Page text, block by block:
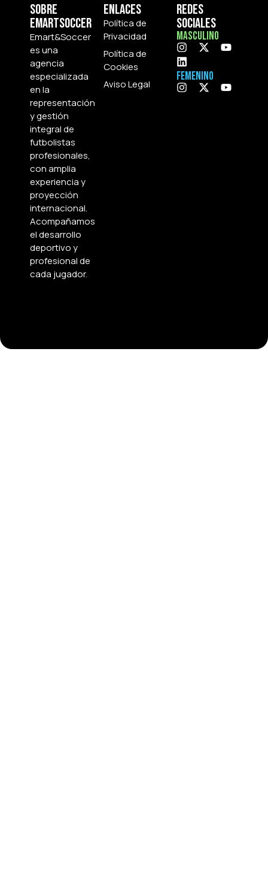
Sobre
Emartsoccer
Emart&Soccer
es una
agencia
especializada
en la
representación
y gestión
integral de
futbolistas
profesionales,
con amplia
experiencia y
proyección
internacional.
Acompañamos
el desarrollo
deportivo y
profesional de
cada jugador.
Enlaces
Política de
Privacidad
Política de
Cookies
Aviso Legal
Redes
Sociales
Masculino
Femenino